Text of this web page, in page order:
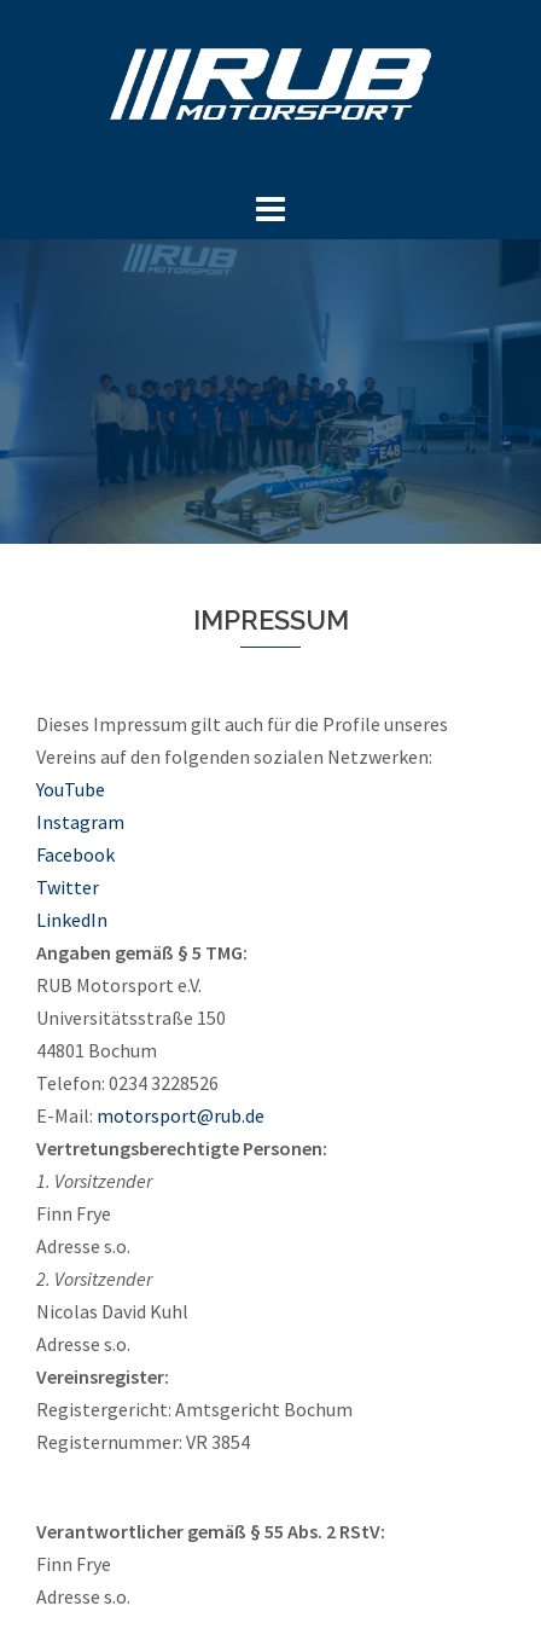
IMPRESSUM
Dieses Impressum gilt auch für die Profile unseres
Vereins auf den folgenden sozialen Netzwerken:
YouTube
Instagram
Facebook
Twitter
LinkedIn
Angaben gemäß § 5 TMG:
RUB Motorsport e.V.
Universitätsstraße 150
44801 Bochum
Telefon: 0234 3228526
E-Mail: motorsport@rub.de
Vertretungsberechtigte Personen:
1. Vorsitzender
Finn Frye
Adresse s.o.
2. Vorsitzender
Nicolas David Kuhl
Adresse s.o.
Vereinsregister:
Registergericht: Amtsgericht Bochum
Registernummer: VR 3854
Verantwortlicher gemäß § 55 Abs. 2 RStV:
Finn Frye
Adresse s.o.